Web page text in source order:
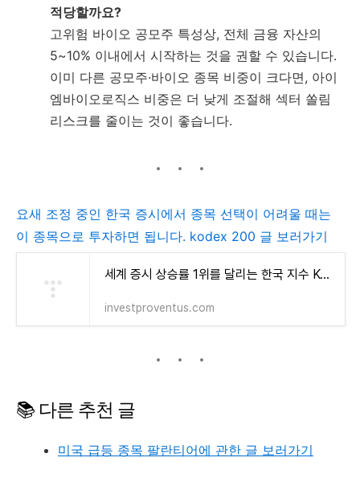
적당할까요?
고위험 바이오 공모주 특성상, 전체 금융 자산의
5~10% 이내에서 시작하는 것을 권할 수 있습니다.
이미 다른 공모주·바이오 종목 비중이 크다면, 아이
엠바이오로직스 비중은 더 낮게 조절해 섹터 쏠림
리스크를 줄이는 것이 좋습니다.
요새 조정 중인 한국 증시에서 종목 선택이 어려울 때는
이 종목으로 투자하면 됩니다. kodex 200 글 보러가기
세계 증시 상승률 1위를 달리는 한국 지수 Kodex 200에 투자하라!
investproventus.com
📚 다른 추천 글
미국 급등 종목 팔란티어에 관한 글 보러가기